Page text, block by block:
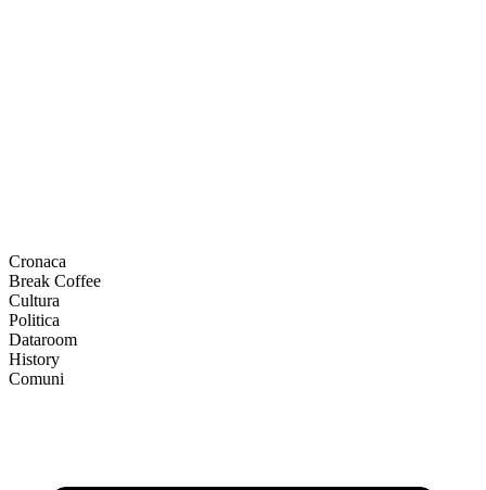
Cronaca
Break Coffee
Cultura
Politica
Dataroom
History
Comuni